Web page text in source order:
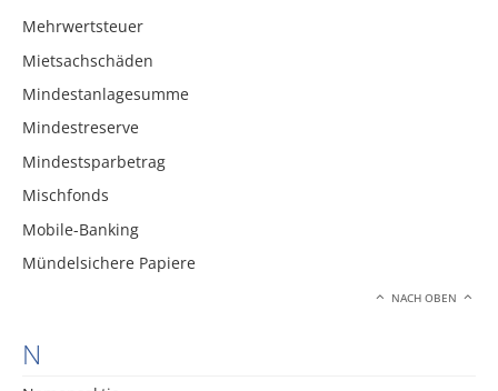
Mehrwertsteuer
Mietsachschäden
Mindestanlagesumme
Mindestreserve
Mindestsparbetrag
Mischfonds
Mobile-Banking
Mündelsichere Papiere
NACH OBEN
N